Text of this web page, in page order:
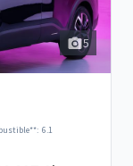
5
6.1